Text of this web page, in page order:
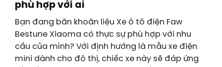
phù hợp với ai
Bạn đang băn khoăn liệu Xe ô tô điện Faw
Bestune Xiaoma có thực sự phù hợp với nhu
cầu của mình? Với định hướng là mẫu xe điện
mini dành cho đô thị, chiếc xe này sẽ đáp ứng